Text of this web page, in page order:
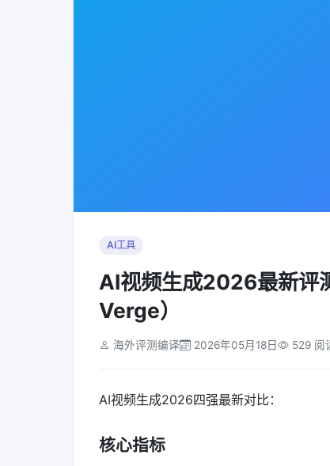
AI工具
AI视频生成2026最新
Verge）
海外评测编译 2026年05月18日 529 阅
AI视频生成2026四强最新对比：
核心指标